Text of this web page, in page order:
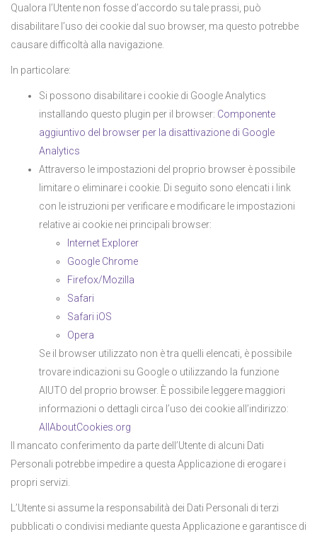
Qualora l’Utente non fosse d’accordo su tale prassi, può
disabilitare l’uso dei cookie dal suo browser, ma questo potrebbe
causare difficoltà alla navigazione.
In particolare:
Si possono disabilitare i cookie di Google Analytics
installando questo plugin per il browser: Componente
aggiuntivo del browser per la disattivazione di Google
Analytics
Attraverso le impostazioni del proprio browser è possibile
limitare o eliminare i cookie. Di seguito sono elencati i link
con le istruzioni per verificare e modificare le impostazioni
relative ai cookie nei principali browser:
Internet Explorer
Google Chrome
Firefox/Mozilla
Safari
Safari iOS
Opera
Se il browser utilizzato non è tra quelli elencati, è possibile
trovare indicazioni su Google o utilizzando la funzione
AIUTO del proprio browser. È possibile leggere maggiori
informazioni o dettagli circa l’uso dei cookie all’indirizzo:
AllAboutCookies.org
Il mancato conferimento da parte dell’Utente di alcuni Dati
Personali potrebbe impedire a questa Applicazione di erogare i
propri servizi.
L’Utente si assume la responsabilità dei Dati Personali di terzi
pubblicati o condivisi mediante questa Applicazione e garantisce di